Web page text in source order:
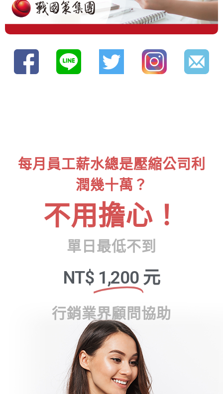
每月員工薪水總是壓縮公司利
潤幾十萬？
不用擔心！
單日最低不到
NT$ 1,200 元
行銷業界顧問協助